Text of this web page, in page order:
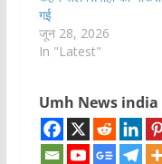
गई
जून 28, 2026
In "Latest"
Umh News india